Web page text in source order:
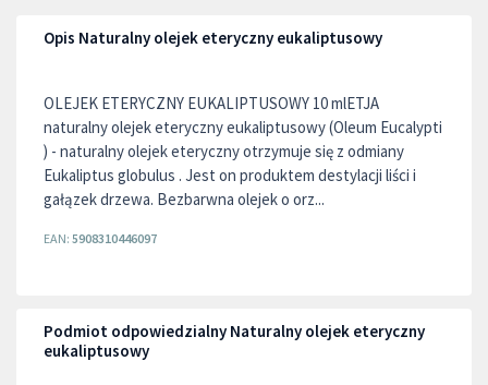
Opis Naturalny olejek eteryczny eukaliptusowy
OLEJEK ETERYCZNY EUKALIPTUSOWY 10 mlETJA
naturalny olejek eteryczny eukaliptusowy (Oleum Eucalypti
) - naturalny olejek eteryczny otrzymuje się z odmiany
Eukaliptus globulus . Jest on produktem destylacji liści i
gałązek drzewa. Bezbarwna olejek o orz...
EAN: 5908310446097
Podmiot odpowiedzialny Naturalny olejek eteryczny
eukaliptusowy